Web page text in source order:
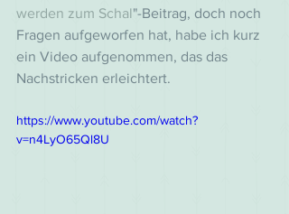
werden zum Schal"-Beitrag, doch noch
Fragen aufgeworfen hat, habe ich kurz
ein Video aufgenommen, das das
Nachstricken erleichtert.
https://www.youtube.com/watch?
v=n4LyO65Ql8U